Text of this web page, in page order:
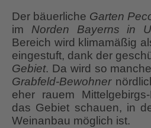
Der bäuerliche Garten
im Norden Bayerns in
Bereich wird klimamäßig
eingestuft, dank der
Gebiet. Da wird so
Grabfeld-Bewohner
eher rauem
das Gebiet schauen, in
Weinanbau möglich ist.